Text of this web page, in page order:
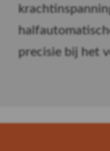
precisie bij het